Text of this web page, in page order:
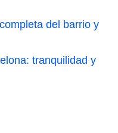
del barrio y
tranquilidad y